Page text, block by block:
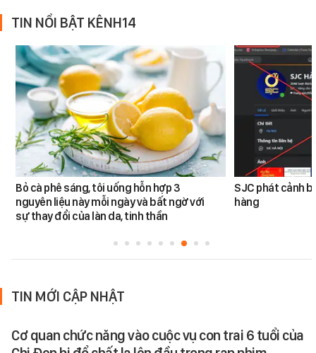
TIN NỔI BẬT KÊNH14
Bỏ cà phê sáng, tôi uống hỗn hợp 3
nguyên liệu này mỗi ngày và bất ngờ với
sự thay đổi của làn da, tinh thần
SJC phát cảnh
hàng
TIN MỚI CẬP NHẬT
Cơ quan chức năng vào cuộc vụ con trai 6 tuổi của